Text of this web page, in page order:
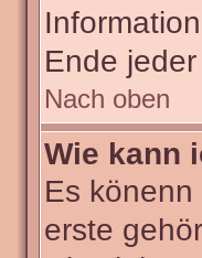
Ende
Nach oben
Wie kann
Es
erste